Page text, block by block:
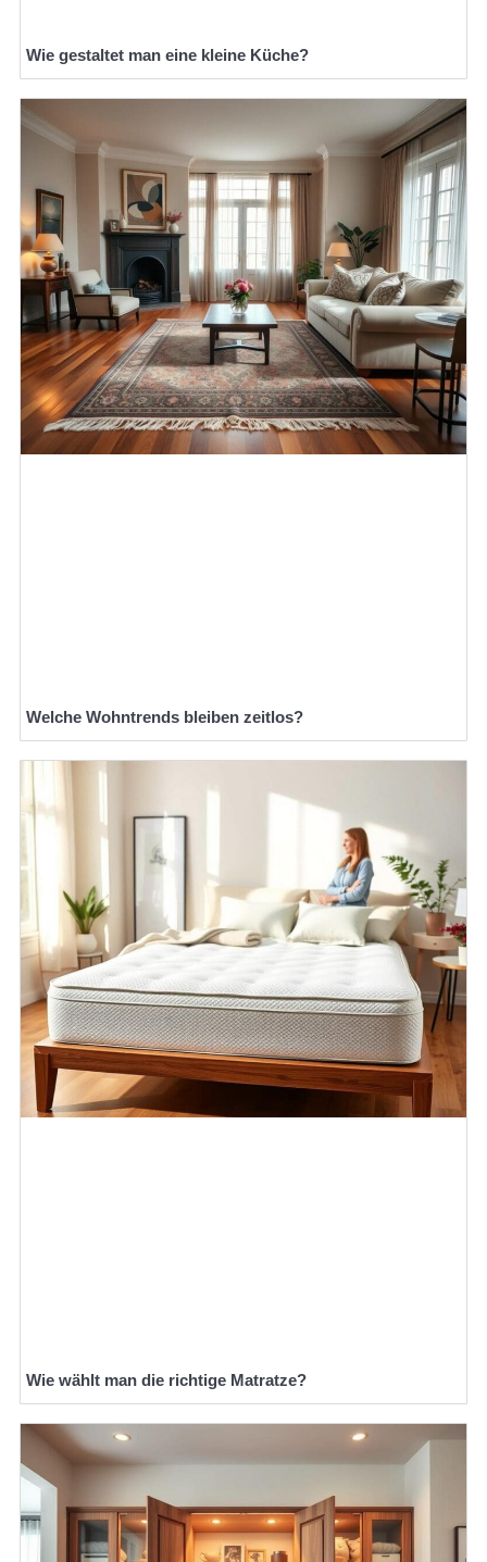
Wie gestaltet man eine kleine Küche?
Welche Wohntrends bleiben zeitlos?
Wie wählt man die richtige Matratze?